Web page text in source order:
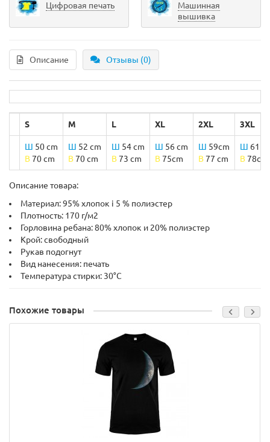
Цифровая печать
Машинная
вышивка
Описание Отзывы (0)
S M L XL 2XL 3XL
Ш 50 cm
B70 cm
Ш 52 cm
B70 cm
Ш 54 cm
B73 cm
Ш 56 cm
B75cm
Ш 59cm
B77 cm
Ш 61
B78cm
Описание товара:
Материал: 95% хлопок і 5 % полиэстер
Плотность: 170 г/м2
Горловина ребана: 80% хлопок и 20% полиэстер
Крой: свободный
Рукав подогнут
Вид нанесения: печать
Температура стирки: 30°C
Похожие товары